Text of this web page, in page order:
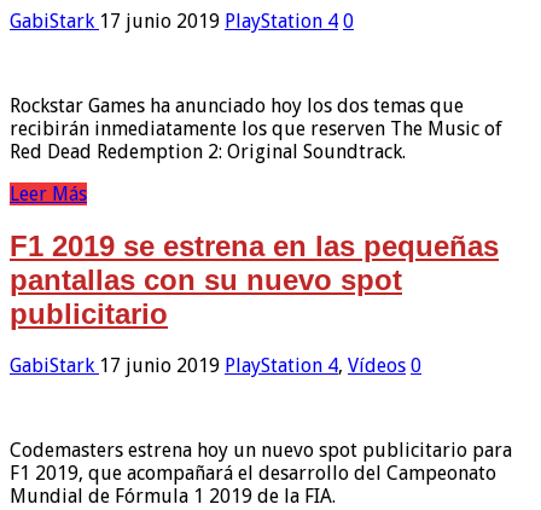
GabiStark 17 junio 2019 PlayStation 4 0
Rockstar Games ha anunciado hoy los dos temas que
recibirán inmediatamente los que reserven The Music of
Red Dead Redemption 2: Original Soundtrack.
Leer Más
F1 2019 se estrena en las pequeñas
pantallas con su nuevo spot
publicitario
GabiStark 17 junio 2019 PlayStation 4, Vídeos 0
Codemasters estrena hoy un nuevo spot publicitario para
F1 2019, que acompañará el desarrollo del Campeonato
Mundial de Fórmula 1 2019 de la FIA.